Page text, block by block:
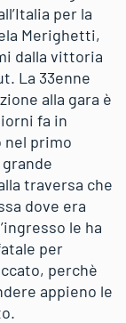
per la
Merighetti,
dalla vittoria
La 33enne
alla gara è
fa in
nel primo
traversa che
dove era
le ha
per
perchè
appieno le